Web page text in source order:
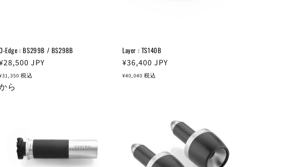
Edge : BS299B / BS298B
JPY
税込
ら
Layer : TS140B
通
常
¥36,400 JPY
¥40,040 税込